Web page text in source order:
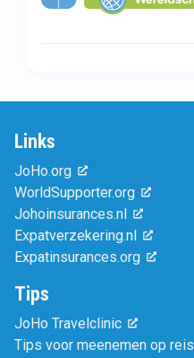
Links
JoHo.org
WorldSupporter.org
Johoinsurances.nl
Expatverzekering.nl
Expatinsurances.org
Tips
JoHo Travelclinic
Tips voor meenemen op reis